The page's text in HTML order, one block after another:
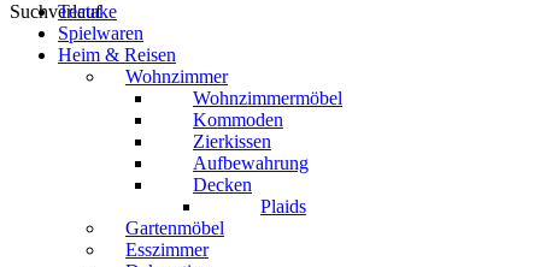
Suchverlauf
Tectake
Spielwaren
Heim & Reisen
Wohnzimmer
Wohnzimmermöbel
Kommoden
Zierkissen
Aufbewahrung
Decken
Plaids
Gartenmöbel
Esszimmer